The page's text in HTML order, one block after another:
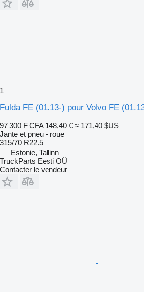
1
Fulda FE (01.13-) pour Volvo FE
97 300 F CFA 148,40 € ≈ 171,40 $US
Jante et pneu - roue
315/70 R22.5
Estonie, Tallinn
TruckParts Eesti OÜ
Contacter le vendeur